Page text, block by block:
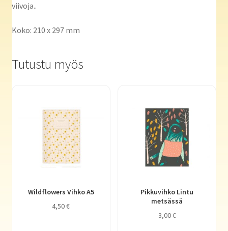
viivoja..
Koko: 210 x 297 mm
Tutustu myös
Wildflowers Vihko A5
4,50€
Pikkuvihko Lintu
metsässä
3,00€